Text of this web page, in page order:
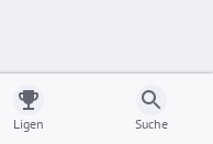
Ligen Suche